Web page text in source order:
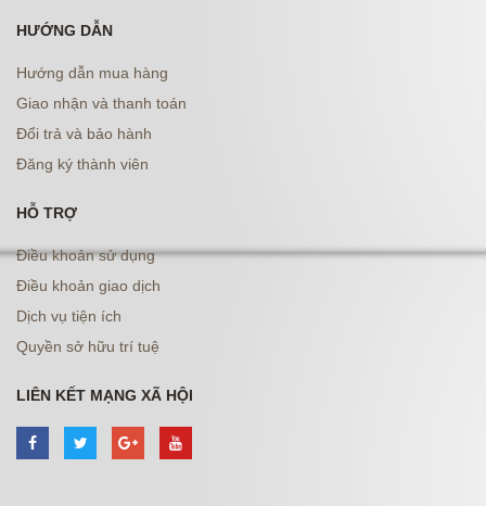
HƯỚNG DẪN
Hướng dẫn mua hàng
Giao nhận và thanh toán
Đổi trả và bảo hành
Đăng ký thành viên
HỖ TRỢ
Điều khoản sử dụng
Điều khoản giao dịch
Dịch vụ tiện ích
Quyền sở hữu trí tuệ
LIÊN KẾT MẠNG XÃ HỘI